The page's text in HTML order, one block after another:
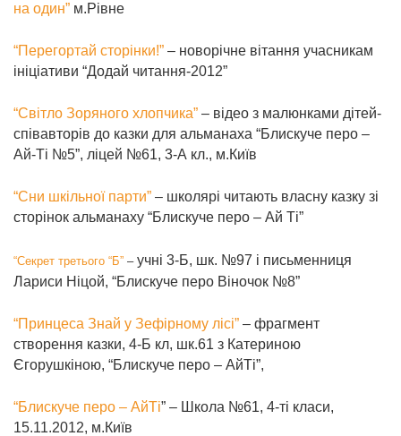
на один” м.Рівне
“Перегортай сторінки!” – новорічне вітання учасникам
ініціативи “Додай читання-2012”
“Світло Зоряного хлопчика” – відео з малюнками дітей-
співавторів до казки для альманаха “Блискуче перо –
Ай-Ті №5”, ліцей №61, 3-А кл., м.Київ
“Сни шкільної парти” – школярі читають власну казку зі
сторінок альманаху “Блискуче перо – Ай Ті”
“Секрет третього “Б” – учні 3-Б, шк. №97 і письменниця
Лариси Ніцой, “Блискуче перо Віночок №8”
“Принцеса Знай у Зефірному лісі” – фрагмент
створення казки, 4-Б кл, шк.61 з Катериною
Єгорушкіною, “Блискуче перо – АйТі”,
“Блискуче перо – АйТі” – Школа №61, 4-ті класи,
15.11.2012, м.Київ